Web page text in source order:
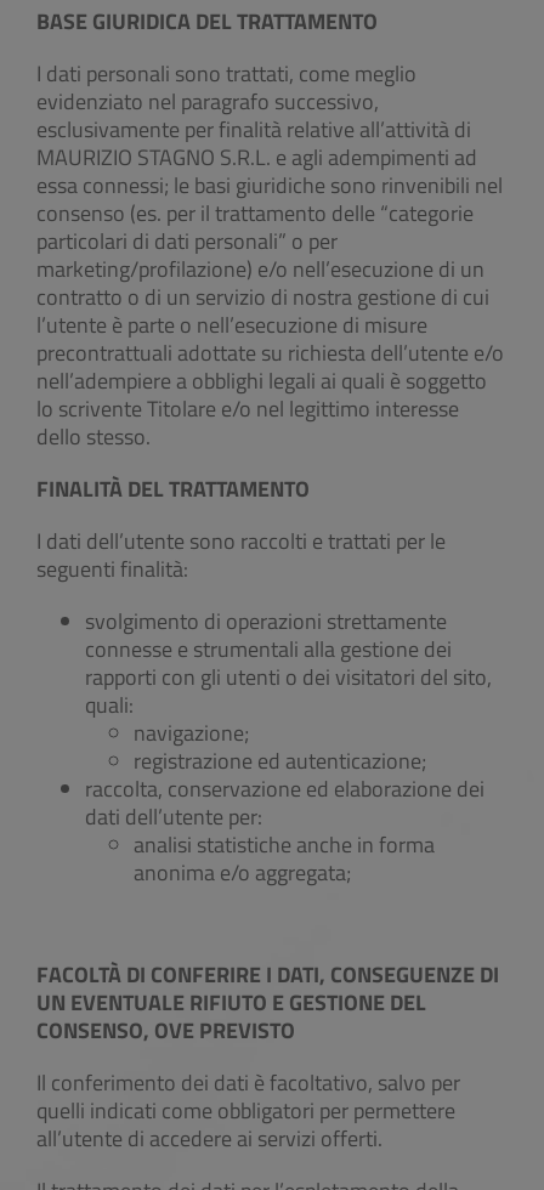
BASE GIURIDICA DEL TRATTAMENTO
I dati personali sono trattati, come meglio
evidenziato nel paragrafo successivo,
esclusivamente per finalità relative all’attività di
MAURIZIO STAGNO S.R.L. e agli adempimenti ad
essa connessi; le basi giuridiche sono rinvenibili nel
consenso (es. per il trattamento delle “categorie
particolari di dati personali” o per
marketing/profilazione) e/o nell’esecuzione di un
contratto o di un servizio di nostra gestione di cui
l’utente è parte o nell’esecuzione di misure
precontrattuali adottate su richiesta dell’utente e/o
nell’adempiere a obblighi legali ai quali è soggetto
lo scrivente Titolare e/o nel legittimo interesse
dello stesso.
FINALITÀ DEL TRATTAMENTO
I dati dell’utente sono raccolti e trattati per le
seguenti finalità:
svolgimento di operazioni strettamente
connesse e strumentali alla gestione dei
rapporti con gli utenti o dei visitatori del sito,
quali:
navigazione;
registrazione ed autenticazione;
raccolta, conservazione ed elaborazione dei
dati dell’utente per:
analisi statistiche anche in forma
anonima e/o aggregata;
FACOLTÀ DI CONFERIRE I DATI, CONSEGUENZE DI
UN EVENTUALE RIFIUTO E GESTIONE DEL
CONSENSO, OVE PREVISTO
Il conferimento dei dati è facoltativo, salvo per
quelli indicati come obbligatori per permettere
all’utente di accedere ai servizi offerti.